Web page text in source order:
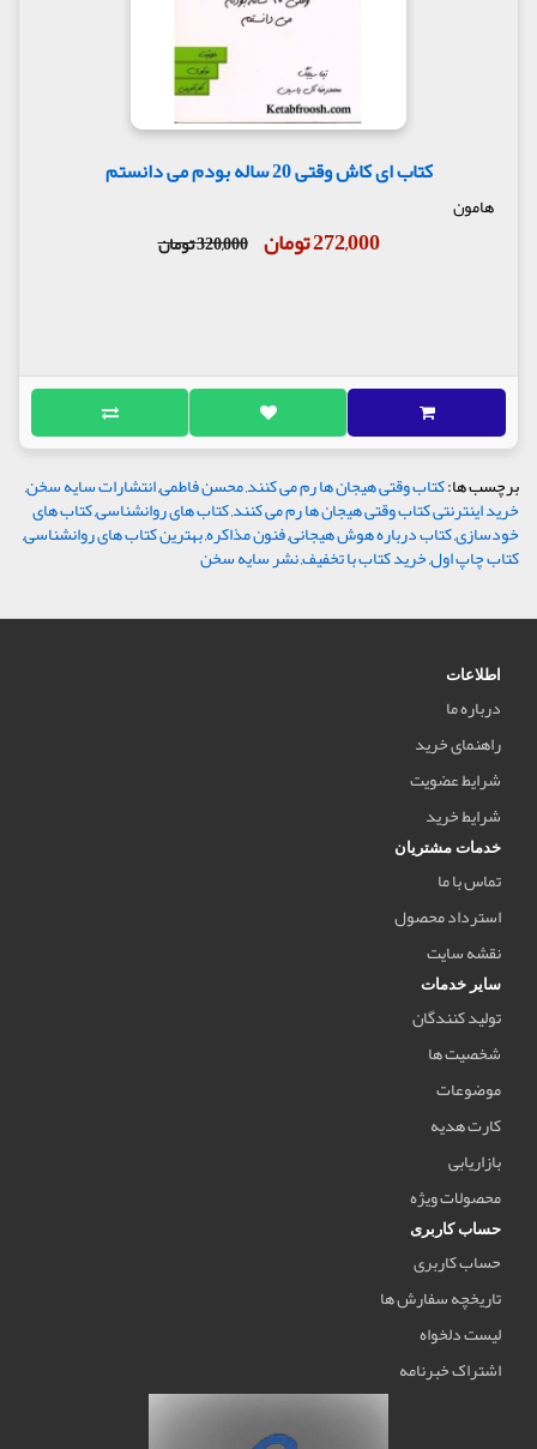
کتاب ای کاش وقتی 20 ساله بودم می دانستم
هامون
272,000 تومان 320,000 تومان
برچسب ها:کتاب وقتی هیجان ها رم می کنند,محسن فاطمی,انتشارات سایه سخن,
خرید اینترنتی کتاب وقتی هیجان ها رم می کنند,کتاب های روانشناسی,کتاب های
خودسازی,کتاب درباره هوش هیجانی,فنون مذاکره,بهترین کتاب های روانشناسی,
کتاب چاپ اول,خرید کتاب با تخفیف,نشر سایه سخن
اطلاعات
درباره ما
راهنمای خرید
شرایط عضویت
شرایط خرید
خدمات مشتریان
تماس با ما
استرداد محصول
نقشه سایت
سایر خدمات
تولید کنندگان
شخصیت ها
موضوعات
کارت هدیه
بازاریابی
محصولات ویژه
حساب کاربری
حساب کاربری
تاریخچه سفارش ها
لیست دلخواه
اشتراک خبرنامه